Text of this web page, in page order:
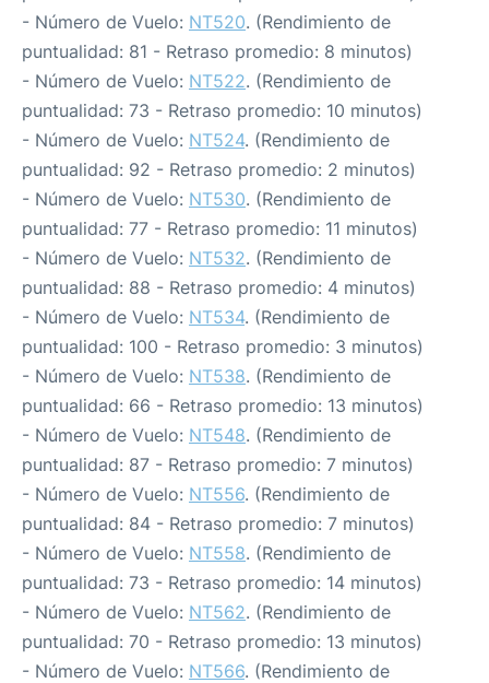
- Número de Vuelo: NT520. (Rendimiento de
puntualidad: 81 - Retraso promedio: 8 minutos)
- Número de Vuelo: NT522. (Rendimiento de
puntualidad: 73 - Retraso promedio: 10 minutos)
- Número de Vuelo: NT524. (Rendimiento de
puntualidad: 92 - Retraso promedio: 2 minutos)
- Número de Vuelo: NT530. (Rendimiento de
puntualidad: 77 - Retraso promedio: 11 minutos)
- Número de Vuelo: NT532. (Rendimiento de
puntualidad: 88 - Retraso promedio: 4 minutos)
- Número de Vuelo: NT534. (Rendimiento de
puntualidad: 100 - Retraso promedio: 3 minutos)
- Número de Vuelo: NT538. (Rendimiento de
puntualidad: 66 - Retraso promedio: 13 minutos)
- Número de Vuelo: NT548. (Rendimiento de
puntualidad: 87 - Retraso promedio: 7 minutos)
- Número de Vuelo: NT556. (Rendimiento de
puntualidad: 84 - Retraso promedio: 7 minutos)
- Número de Vuelo: NT558. (Rendimiento de
puntualidad: 73 - Retraso promedio: 14 minutos)
- Número de Vuelo: NT562. (Rendimiento de
puntualidad: 70 - Retraso promedio: 13 minutos)
- Número de Vuelo: NT566. (Rendimiento de